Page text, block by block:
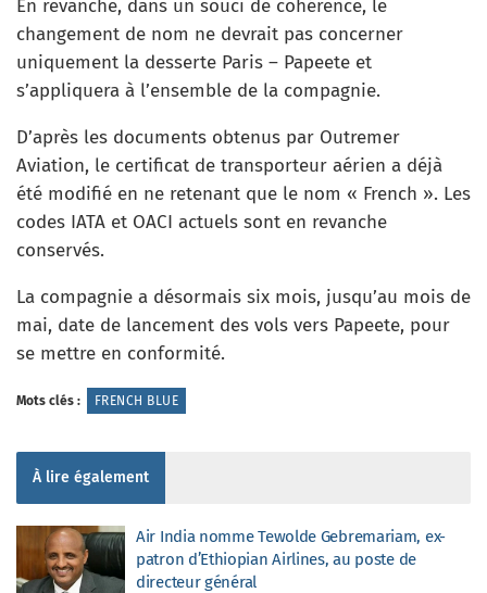
En revanche, dans un souci de cohérence, le
changement de nom ne devrait pas concerner
uniquement la desserte Paris – Papeete et
s’appliquera à l’ensemble de la compagnie.
D’après les documents obtenus par Outremer
Aviation, le certificat de transporteur aérien a déjà
été modifié en ne retenant que le nom « French ». Les
codes IATA et OACI actuels sont en revanche
conservés.
La compagnie a désormais six mois, jusqu’au mois de
mai, date de lancement des vols vers Papeete, pour
se mettre en conformité.
Mots clés : FRENCH BLUE
À lire également
Air India nomme Tewolde Gebremariam, ex-
patron d’Ethiopian Airlines, au poste de
directeur général